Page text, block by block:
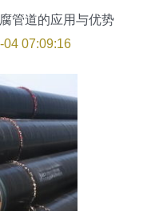
管道的应用与优势
04 07:09:16